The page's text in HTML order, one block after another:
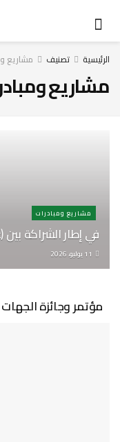
الرئيسية تصنيف مشاريع
مشاريع
مشاريع ومبادرات
في إطار الشراكة
مؤتمر وجائزة الجهات